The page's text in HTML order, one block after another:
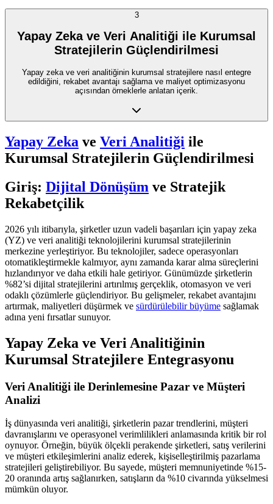
3
Yapay Zeka ve Veri Analitiği ile Kurumsal
Stratejilerin Güçlendirilmesi
Yapay zeka ve veri analitiğinin kurumsal stratejilere nasıl entegre
edildiğini, rekabet avantajı sağlama ve maliyet optimizasyonu
açısından örneklerle anlatan içerik.
Yapay Zeka ve Veri Analitiği ile
Kurumsal Stratejilerin Güçlendirilmesi
Giriş: Dijital Dönüşüm ve Stratejik
Rekabetçilik
2026 yılı itibarıyla, şirketler uzun vadeli başarıları için yapay zeka
(YZ) ve veri analitiği teknolojilerini kurumsal stratejilerinin
merkezine yerleştiriyor. Bu teknolojiler, sadece operasyonları
otomatikleştirmekle kalmıyor, aynı zamanda karar alma süreçlerini
hızlandırıyor ve daha etkili hale getiriyor. Günümüzde şirketlerin
%82’si dijital stratejilerini artırılmış gerçeklik, otomasyon ve veri
odaklı çözümlerle güçlendiriyor. Bu gelişmeler, rekabet avantajını
artırmak, maliyetleri düşürmek ve sürdürülebilir büyüme sağlamak
adına yeni fırsatlar sunuyor.
Yapay Zeka ve Veri Analitiğinin
Kurumsal Stratejilere Entegrasyonu
Veri Analitiği ile Derinlemesine Pazar ve Müşteri
Analizi
İş dünyasında veri analitiği, şirketlerin pazar trendlerini, müşteri
davranışlarını ve operasyonel verimlilikleri anlamasında kritik bir rol
oynuyor. Örneğin, büyük ölçekli perakende şirketleri, satış verilerini
ve müşteri etkileşimlerini analiz ederek, kişiselleştirilmiş pazarlama
stratejileri geliştirebiliyor. Bu sayede, müşteri memnuniyetinde %15-
20 oranında artış sağlanırken, satışların da %10 civarında yükselmesi
mümkün oluyor.